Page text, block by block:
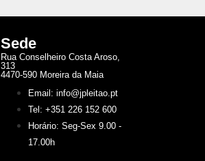
Sede
Rua Conselheiro Costa Aroso,
313
4470-590 Moreira da Maia
Email: info@jpleitao.pt
Tel: +351 226 152 600
Horário: Seg-Sex 9.00 -
17.00h